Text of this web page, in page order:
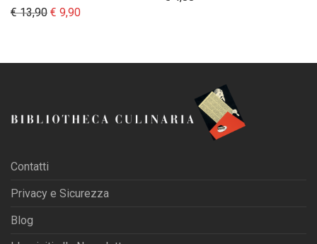
€13,90 Il prezzo originale era: € 13,90.
€ 9,90Il prezzo attuale è: € 9,90.
Contatti
Privacy e Sicurezza
Blog